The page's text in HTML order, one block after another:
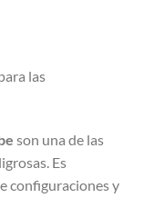
las
son una de las
Es
configuraciones y